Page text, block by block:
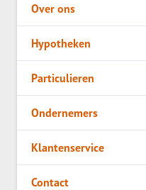
Over ons
Hypotheken
Particulieren
Ondernemers
Klantenservice
Contact